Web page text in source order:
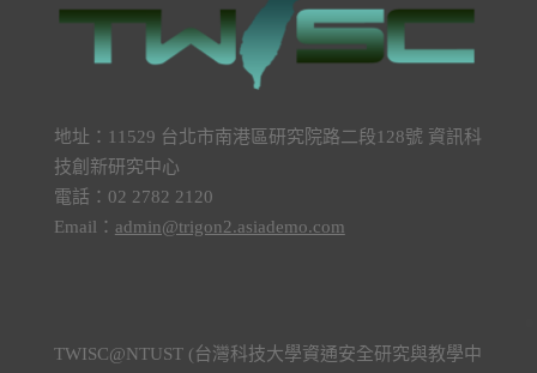
地址：11529 台北市南港區研究院路二段128號 資訊科
技創新研究中心
電話：02 2782 2120
Email： admin@trigon2.asiademo.com
TWISC@NTUST (台灣科技大學資通安全研究與教學中